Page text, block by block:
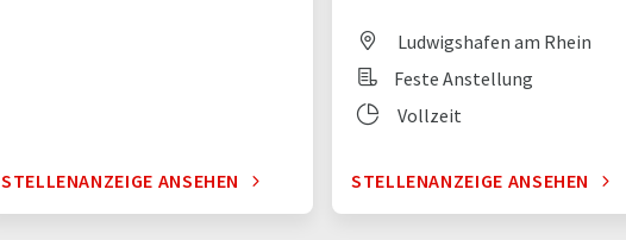
STELLENANZEIGE ANSEHEN
Ludwigshafen am Rhein
Feste Anstellung
Vollzeit
STELLENANZEIGE ANSEHEN